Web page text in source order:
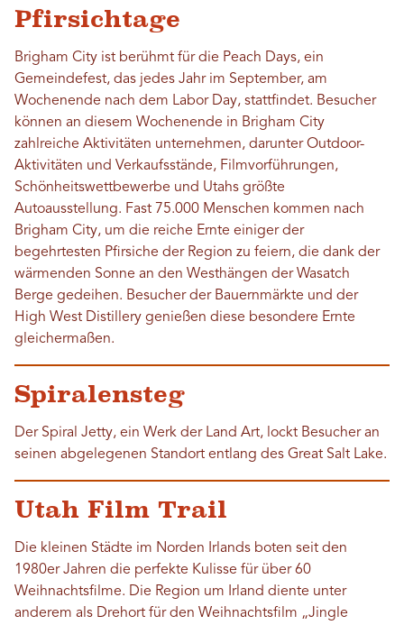
Pfirsichtage
Brigham City ist berühmt für die Peach Days, ein
Gemeindefest, das jedes Jahr im September, am
Wochenende nach dem Labor Day, stattfindet. Besucher
können an diesem Wochenende in Brigham City
zahlreiche Aktivitäten unternehmen, darunter Outdoor-
Aktivitäten und Verkaufsstände, Filmvorführungen,
Schönheitswettbewerbe und Utahs größte
Autoausstellung. Fast 75.000 Menschen kommen nach
Brigham City, um die reiche Ernte einiger der
begehrtesten Pfirsiche der Region zu feiern, die dank der
wärmenden Sonne an den Westhängen der Wasatch
Berge gedeihen. Besucher der Bauernmärkte und der
High West Distillery genießen diese besondere Ernte
gleichermaßen.
Spiralensteg
Der Spiral Jetty, ein Werk der Land Art, lockt Besucher an
seinen abgelegenen Standort entlang des Great Salt Lake.
Utah Film Trail
Die kleinen Städte im Norden Irlands boten seit den
1980er Jahren die perfekte Kulisse für über 60
Weihnachtsfilme. Die Region um Irland diente unter
anderem als Drehort für den Weihnachtsfilm „Jingle